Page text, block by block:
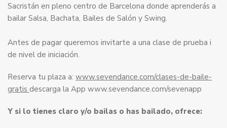
Sacristán en pleno centro de Barcelona donde aprenderás a
bailar Salsa, Bachata, Bailes de Salón y Swing.
Antes de pagar queremos invitarte a una clase de prueba i
de nivel de iniciación.
Reserva tu plaza a: www.sevendance.com/clases-de-baile-
gratis descarga la App www.sevendance.com/sevenapp
Y si lo tienes claro y/o bailas o has bailado, ofrece: